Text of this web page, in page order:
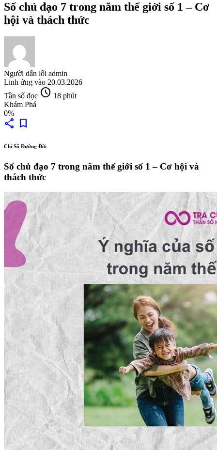
Số chủ đạo 7 trong năm thế giới số 1 – Cơ
hội và thách thức
Người dẫn lối admin
Linh ứng vào 20.03.2026
Tần số đọc schedule 18 phút
Khám Phá
0%
share bookmark
Chỉ Số Đường Đời
Số chủ đạo 7 trong năm thế giới số 1 – Cơ hội và
thách thức